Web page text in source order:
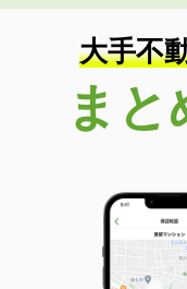
大手不
まと